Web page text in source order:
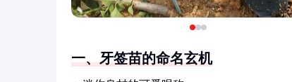
一、牙签苗的命名玄机